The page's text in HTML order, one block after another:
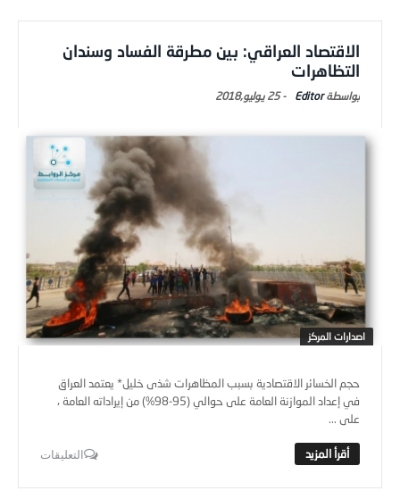
الاقتصاد العراقي: بين مطرقة الفساد وسندان
التظاهرات
Editor
-25 يوليو,2018
اصدارات المركز
حجم الخسائر الاقتصادية بسبب المظاهرات شذى خليل* يعتمد العراق
في إعداد الموازنة العامة على حوالي (95-98%) من إيراداته العامة ،
على ...
التعليقات